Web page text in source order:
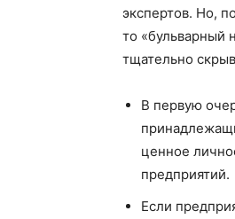
экспертов. Но,
то «бульварный
тщательно
В первую
ценное
предприятий.
Если